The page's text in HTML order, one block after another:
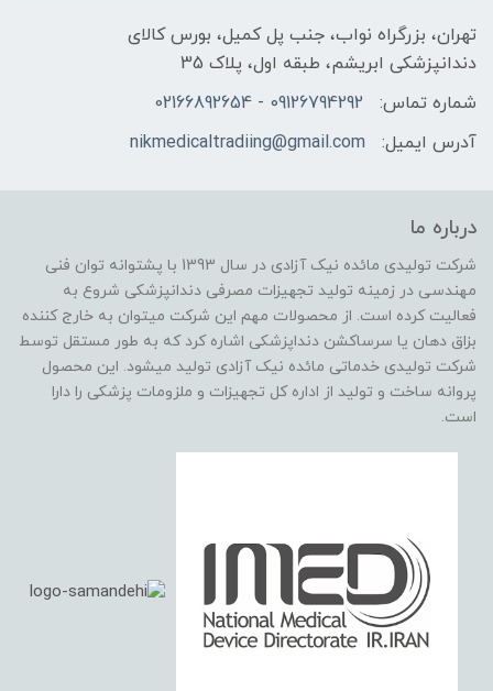
تهران، بزرگراه نواب، جنب پل کمیل، بورس کالای
دندانپزشکی ابریشم، طبقه اول، پلاک 35
شماره تماس:
09126794292 - 02166892654
آدرس ایمیل:
nikmedicaltradiing@gmail.com
درباره ما
شرکت تولیدی مائده نیک آزادی در سال 1393 با پشتوانه توان فنی
مهندسی در زمینه تولید تجهیزات مصرفی دندانپزشکی شروع به
فعالیت کرده است. از محصولات مهم این شرکت میتوان به خارج کننده
بزاق دهان یا سرساکشن دنداپزشکی اشاره کرد که به طور مستقل توسط
شرکت تولیدی خدماتی مائده نیک آزادی تولید میشود. این محصول
پروانه ساخت و تولید از اداره کل تجهیزات و ملزومات پزشکی را دارا
است.